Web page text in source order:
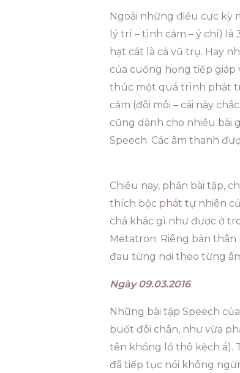
Ngoài những điều cực kỳ
lý trí – tình cảm – ý chí)
hạt cát là cả vũ trụ. Hay
của cuống họng tiếp giáp
thúc một quá trình phát
cảm (đôi môi – cái này
cũng dành cho nhiều bài
Speech. Các âm thanh
Chiều nay, phần bài tập,
thích bộc phát tự nhiên
chả khác gì như được ở
Metatron. Riêng bản
đau từng nơi theo từng
Ngày 09.03.2016
Những bài tập Speech
buốt đôi chân, như vừa
tên khổng lồ thô kệch á).
đã tiếp tục nói không